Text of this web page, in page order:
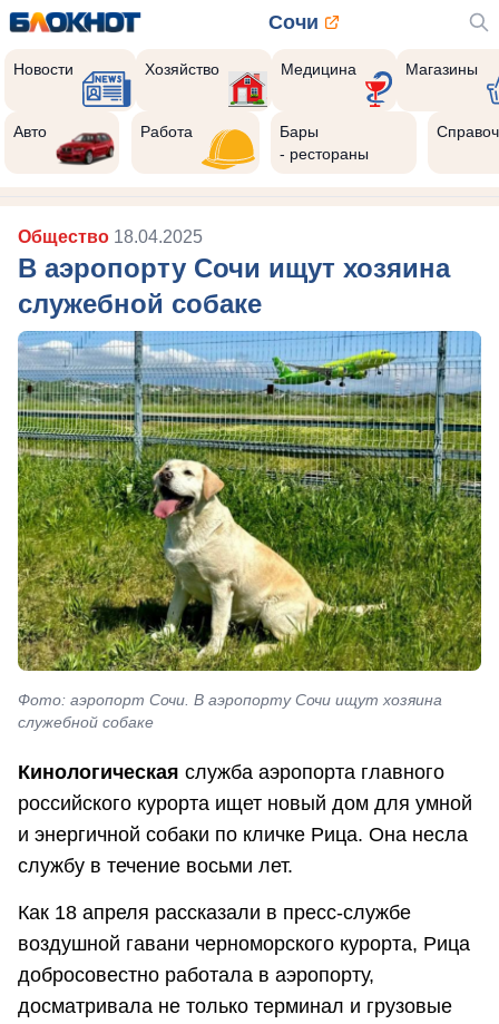
Сочи
Новости Хозяйство Медицина Магазины
Авто Работа
Бары
- рестораны
Общество 18.04.2025
В аэропорту Сочи ищут хозяина
служебной собаке
Фото: аэропорт Сочи. В аэропорту Сочи ищут хозяина
служебной собаке
Кинологическая служба аэропорта главного
российского курорта ищет новый дом для умной
и энергичной собаки по кличке Рица. Она несла
службу в течение восьми лет.
Как 18 апреля рассказали в пресс-службе
воздушной гавани черноморского курорта, Рица
добросовестно работала в аэропорту,
досматривала не только терминал и грузовые